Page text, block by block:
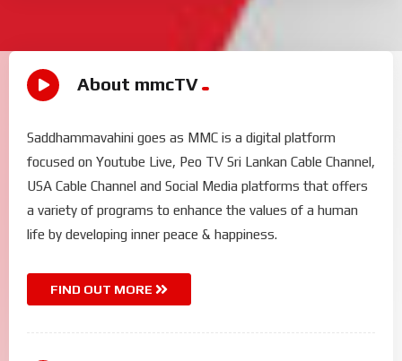
About mmcTV
Saddhammavahini goes as MMC is a digital platform
focused on Youtube Live, Peo TV Sri Lankan Cable Channel,
USA Cable Channel and Social Media platforms that offers
a variety of programs to enhance the values of a human
life by developing inner peace & happiness.
FIND OUT MORE